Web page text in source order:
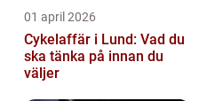
01 april 2026
Cykelaffär i Lund: Vad du
ska tänka på innan du
väljer